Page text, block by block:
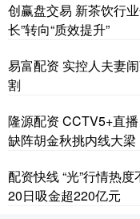
创赢盘交易 新茶饮行
长”转向“质效提升”
易富配资 实控人夫妻
割
隆源配资 CCTV5+直
缺阵胡金秋挑内线大梁
配资快线 “光”行情热
20日吸金超220亿元